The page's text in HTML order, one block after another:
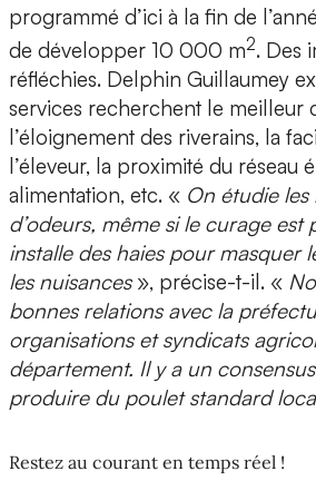
programmé d’ici à la fin de
de développer 10 000 m2. Des
réfléchies. Delphin Guillaumey
services recherchent le meilleur
l’éloignement des riverains, la
l’éleveur, la proximité du réseau
alimentation, etc. « On étudie
d’odeurs, même si le curage est
installe des haies pour masquer
les nuisances», précise-t-il. «
bonnes relations avec la
organisations et syndicats
département. Il y a un
produire du poulet standard
Restez au courant en temps réel !